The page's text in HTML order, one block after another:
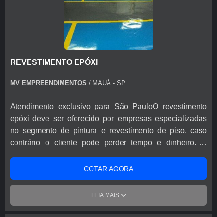
produtos. Se preferir, entre em contato com um dos
nossos consultores e solicite um orçamento!
REVESTIMENTO EPÓXI
MV EMPREENDIMENTOS / MAUÁ - SP
Atendimento exclusivo para São PauloO revestimento
epóxi deve ser oferecido por empresas especializadas
no segmento de pintura e revestimento de piso, caso
contrário o cliente pode perder tempo e dinheiro. O
revestimento epóxi em suas instalações por conta da sua
qualidade e preço acessível. Seu aspecto de
porcelanato, resistência e durabilidade são alguns de
seus diferenciais para aplicações diretas e também
COTAR AGORA
LEIA MAIS